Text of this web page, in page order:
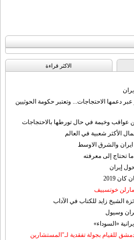
الاکثر قراءة
عبر دعمها الاحتجاجات... وتعتبر حكومة الحوثيين
عواقب وخيمة في حال تورطها بالاحتجاجات
الأكثر شعبية في العالم
ايران والشرق الاوسط
تحتاج إلى معرفته
إيران
مارلن خوتسييف
الشيخ زايد للكتاب في الآداب
وسيول
«السوداء»
للقيام بجولة تفقدية لـ"المستشارين